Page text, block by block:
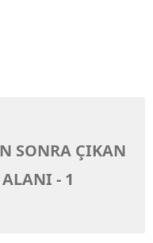
SONRA ÇIKAN
- 1